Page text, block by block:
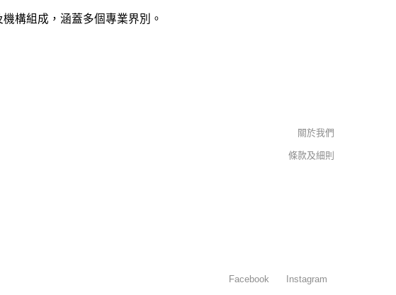
構組成，涵蓋多個專業界別。
關於我們
條款及細則
Facebook Instagram